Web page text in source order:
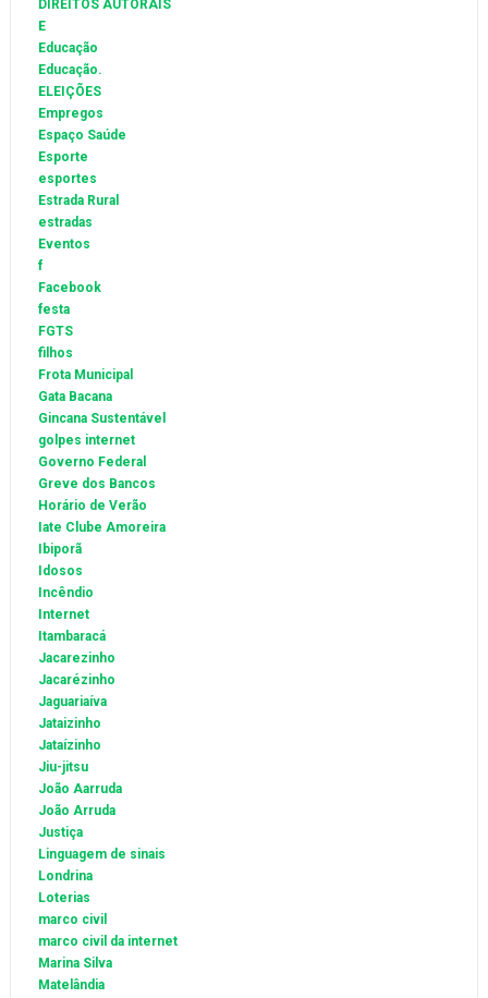
DIREITOS AUTORAIS
E
Educação
Educação.
ELEIÇÕES
Empregos
Espaço Saúde
Esporte
esportes
Estrada Rural
estradas
Eventos
f
Facebook
festa
FGTS
filhos
Frota Municipal
Gata Bacana
Gincana Sustentável
golpes internet
Governo Federal
Greve dos Bancos
Horário de Verão
Iate Clube Amoreira
Ibiporã
Idosos
Incêndio
Internet
Itambaracá
Jacarezinho
Jacarézinho
Jaguariaíva
Jataizinho
Jataízinho
Jiu-jitsu
João Aarruda
João Arruda
Justiça
Linguagem de sinais
Londrina
Loterias
marco civil
marco civil da internet
Marina Silva
Matelândia